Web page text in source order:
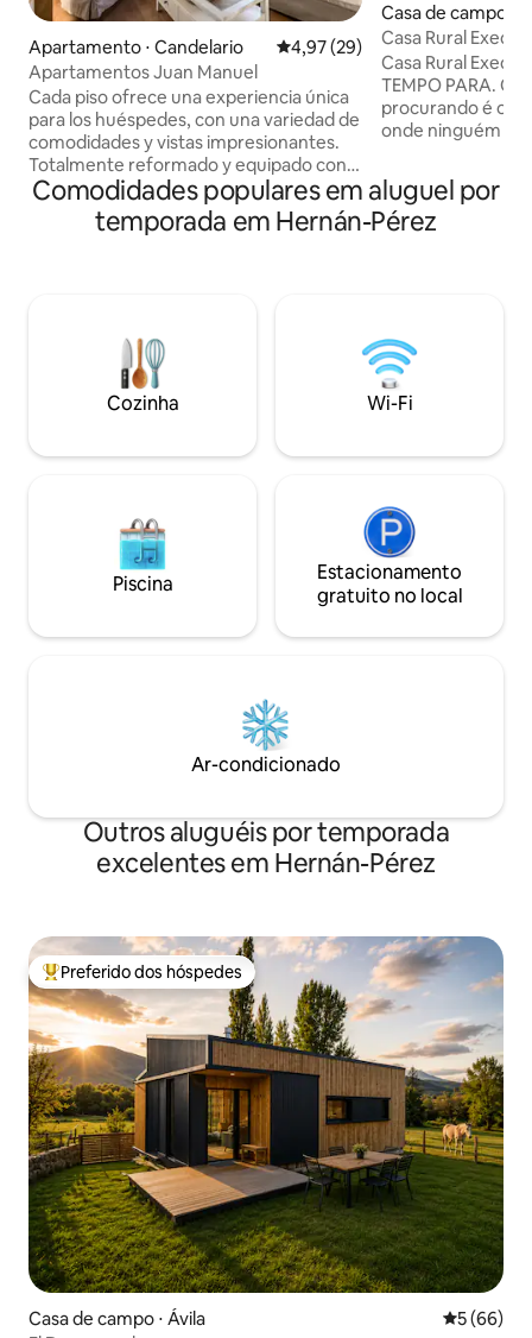
Apartamento ⋅ Candelario 4,97 de uma avaliação média
4,97 (29)
Apartamentos Juan Manuel
Cada piso ofrece una experiencia única
para los huéspedes, con una variedad de
comodidades y vistas impresionantes.
Totalmente reformado y equipado con
todo lo necesario para una excelente
estancia que invitan a la relajación y al
disfrute de la naturaleza. En este
ambiente acogedor y elegante, con
capacidad para toda la familia o grupo de
amigos. Este encantador alojamiento
rural ofrece tres acogedoras
proporcionar confort y descanso a los
elementos rústicos con toques
modernos para crear un ambiente cálido
y acogedor, y el baño está totalmente
equipado. Además, para garantizar la
los meses más fríos, está equipada con
estancia. Muy luminoso, todo exterior y
con balcón con vistas al pueblo y a la
montaña increíbles. El salón está
amueblado con cómodos sofás y
después de un día de exploración en la
naturaleza.
Casa de campo ⋅
Casa Rural Exedra 3* Venha
Extremadura
​Casa Rural
TEMPO PARA. ​Olha, se o que você está
procurando é o
onde ninguém
VOCÊ. Isso é
aqueles que
desconectar,
quem vem me dá
de 4,95 e diz que
recarregada.
POR VOCÊ
Comodidades populares em aluguel por
temporada em Hernán-Pérez
Cozinha Wi-Fi
Piscina
Estacionamento
gratuito no local
Ar-condicionado
Outros aluguéis por temporada
excelentes em Hernán-Pérez
Entre os melhores preferidos dos hóspedes
Preferido dos hóspedes
Casa de campo ⋅ Ávila‎ 5 de uma
5 (66)